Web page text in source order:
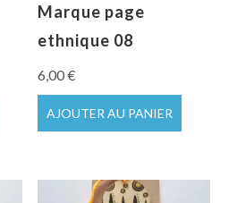
Marque page
ethnique 08
6,00€
AJOUTER AU PANIER